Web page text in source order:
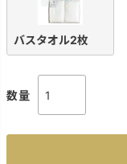
バスタオル2枚